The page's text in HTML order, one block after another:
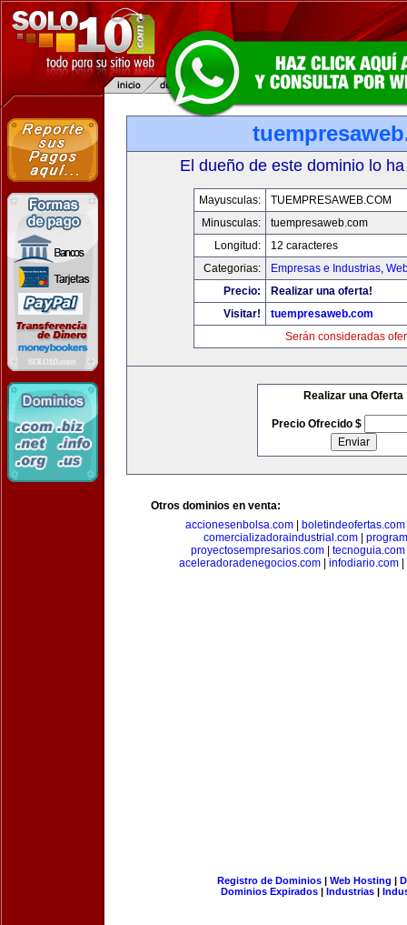
El dueño de este dominio lo
Mayusculas:
TUEMPRESAWEB.COM
Minusculas:
tuempresaweb.com
Longitud:
12 caracteres
Categorias:
Empresas e Industrias,
Precio:
Realizar una oferta!
Visitar!
tuempresaweb.com
Serán consideradas
Realizar una Oferta
Precio Ofrecido $
Otros dominios en venta:
accionesenbolsa.com
boletindeofertas.com
comercializadoraindustrial.com
proyectosempresarios.com
tecnoguia.com
aceleradoradenegocios.com| infodiario.com|
Registro de Dominios| Web Hosting |
Dominios Expirados | Industrias |